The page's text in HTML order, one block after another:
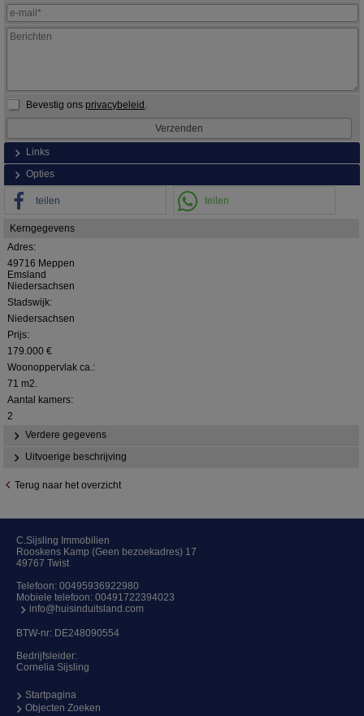
Bevestig ons privacybeleid .
Links
Opties
teilen teilen
Kerngegevens
Adres:
49716 Meppen
Emsland
Niedersachsen
Stadswijk:
Niedersachsen
Prijs:
179.000 €
Woonoppervlak ca.:
71 m2.
Aantal kamers:
2
Verdere gegevens
Uitvoerige beschrijving
Terug naar het overzicht
C.Sijsling Immobilien
Rooskens Kamp (Geen bezoekadres) 17
49767 Twist
Telefoon: 00495936922980
Mobiele telefoon: 00491722394023
info@huisinduitsland.com
BTW-nr: DE248090554
Bedrijfsleider:
Cornelia Sijsling
Startpagina
Objecten Zoeken